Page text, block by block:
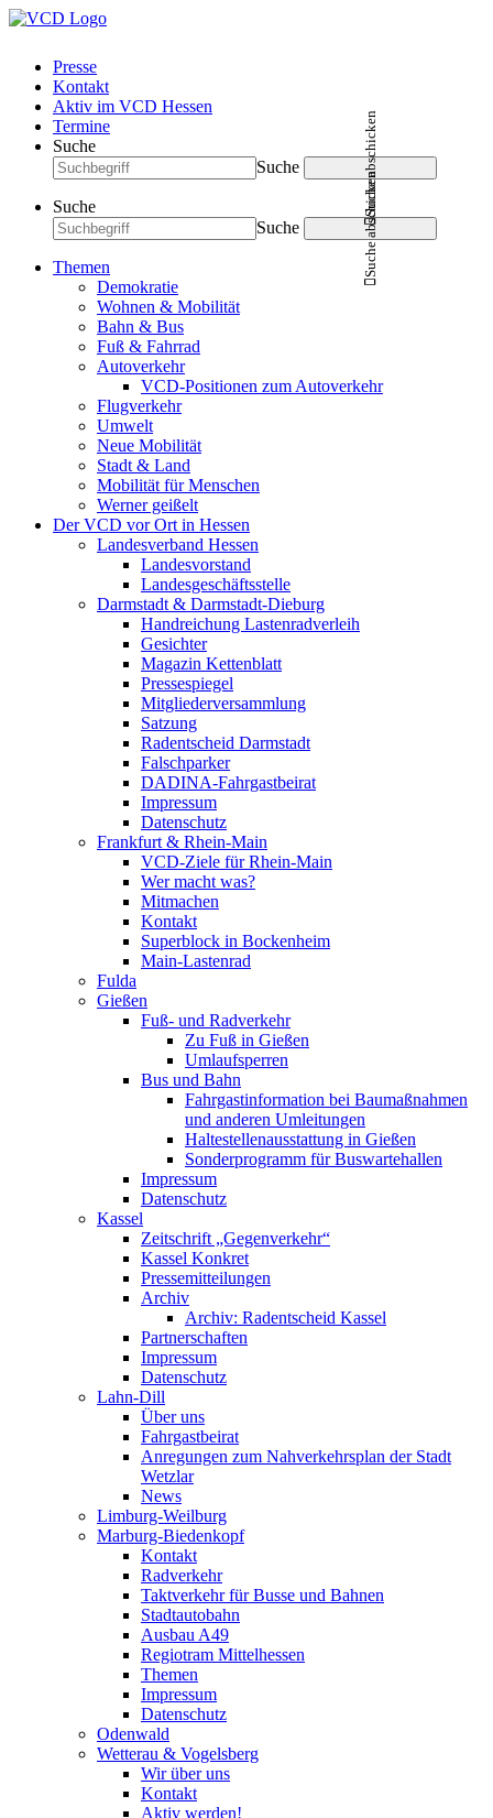
Presse
Kontakt
Aktiv im VCD Hessen
Termine
Suche
Suche
Suche abschicken
Suche
Suche
Suche abschicken
Themen
Demokratie
Wohnen & Mobilität
Bahn & Bus
Fuß & Fahrrad
Autoverkehr
VCD-Positionen zum Autoverkehr
Flugverkehr
Umwelt
Neue Mobilität
Stadt & Land
Mobilität für Menschen
Werner geißelt
Der VCD vor Ort in Hessen
Landesverband Hessen
Landesvorstand
Landesgeschäftsstelle
Darmstadt & Darmstadt-Dieburg
Handreichung Lastenradverleih
Gesichter
Magazin Kettenblatt
Pressespiegel
Mitgliederversammlung
Satzung
Radentscheid Darmstadt
Falschparker
DADINA-Fahrgastbeirat
Impressum
Datenschutz
Frankfurt & Rhein-Main
VCD-Ziele für Rhein-Main
Wer macht was?
Mitmachen
Kontakt
Superblock in Bockenheim
Main-Lastenrad
Fulda
Gießen
Fuß- und Radverkehr
Zu Fuß in Gießen
Umlaufsperren
Bus und Bahn
Fahrgastinformation bei Baumaßnahmen
und anderen Umleitungen
Haltestellenausstattung in Gießen
Sonderprogramm für Buswartehallen
Impressum
Datenschutz
Kassel
Zeitschrift „Gegenverkehr“
Kassel Konkret
Pressemitteilungen
Archiv
Archiv: Radentscheid Kassel
Partnerschaften
Impressum
Datenschutz
Lahn-Dill
Über uns
Fahrgastbeirat
Anregungen zum Nahverkehrsplan der Stadt
Wetzlar
News
Limburg-Weilburg
Marburg-Biedenkopf
Kontakt
Radverkehr
Taktverkehr für Busse und Bahnen
Stadtautobahn
Ausbau A49
Regiotram Mittelhessen
Themen
Impressum
Datenschutz
Odenwald
Wetterau & Vogelsberg
Wir über uns
Kontakt
Aktiv werden!